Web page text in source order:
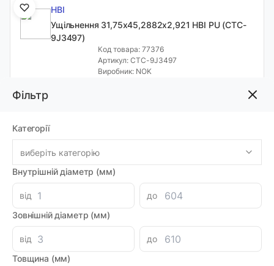
Фільтр
Категорії
виберіть категорію
Внутрішній діаметр (мм)
від
до
Зовнішній діаметр (мм)
від
до
Товщина (мм)
HBI
Ущільнення 31,75х45,2882х2,921 HBI PU (CTC-
9J3497)
Код товара: 77376
Артикул: CTC-9J3497
Виробник: NOK
288.32 грн
HBI
Ущільнення 38,1х51,6382х2,921 HBI PU (CTC-
6J9733)
Артикул: CTC-6J9733
Виробник: NOK
288.32 грн -